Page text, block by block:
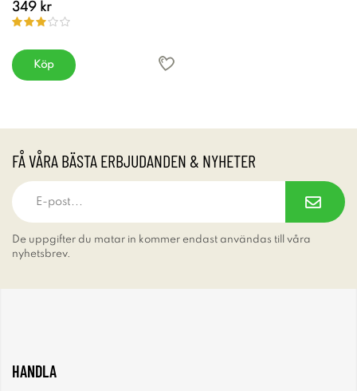
349 kr
Köp
FÅ VÅRA BÄSTA ERBJUDANDEN & NYHETER
De uppgifter du matar in kommer endast användas till våra
nyhetsbrev.
HANDLA